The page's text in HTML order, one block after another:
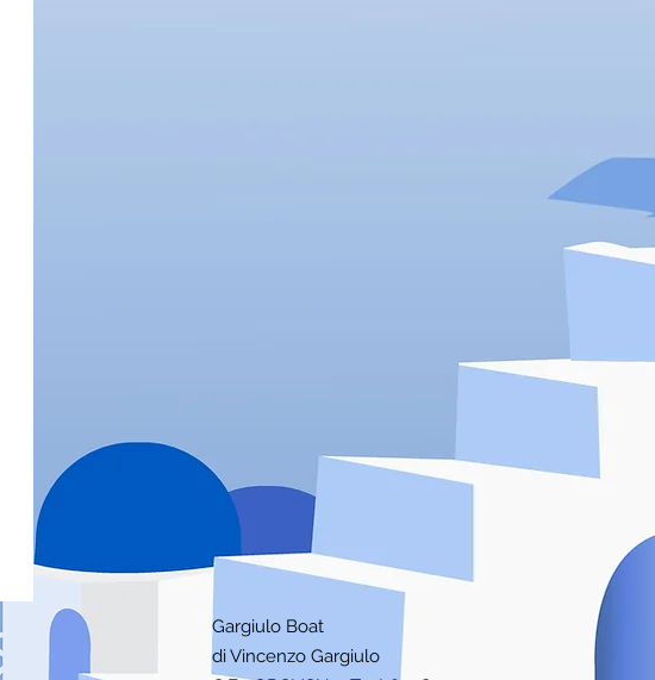
Gargiulo Boat
di Vincenzo Gargiulo